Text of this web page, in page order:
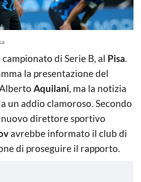
di Serie B, al Pisa.
la presentazione del
Aquilani, ma la notizia
un addio clamoroso. Secondo
direttore sportivo
avrebbe informato il club di
di proseguire il rapporto.